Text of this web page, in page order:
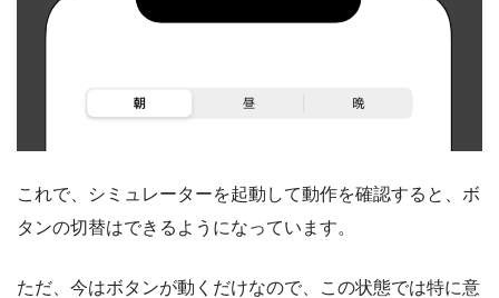
これで、シミュレーターを起動して動作を確認すると、ボ
タンの切替はできるようになっています。
ただ、今はボタンが動くだけなので、この状態では特に意